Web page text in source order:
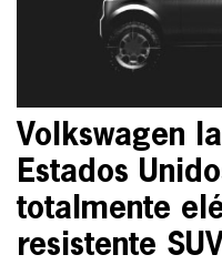
Volkswagen
Estados
totalmente
resistente SUV